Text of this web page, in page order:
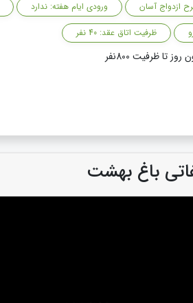
ازدواج آسان ورودی ایام هفته: ندارد
ظرفیت اتاق عقد: 40 نفر
باغ بهشت